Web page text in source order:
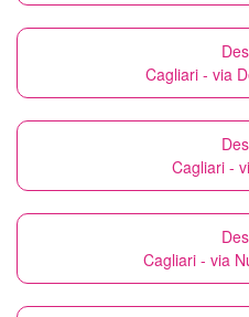
Cagliari - via
Cagliari -
Cagliari - via